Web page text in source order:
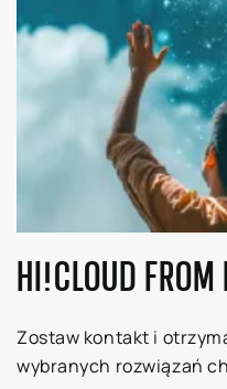
HI!CLOUD FROM
Zostaw kontakt i
wybranych rozwiązań